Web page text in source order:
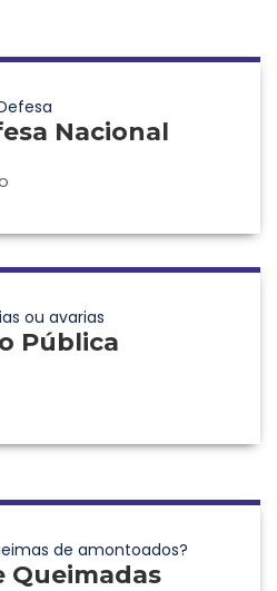
Nacional
ou avarias
Pública
de amontoados?
Queimadas